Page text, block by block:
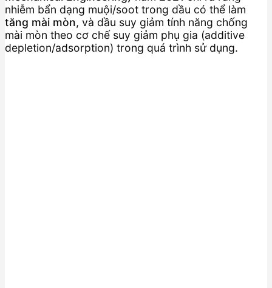
nhiễm bẩn dạng muội/soot trong dầu có thể làm
tăng mài mòn, và dầu suy giảm tính năng chống
mài mòn theo cơ chế suy giảm phụ gia (additive
depletion/adsorption) trong quá trình sử dụng.